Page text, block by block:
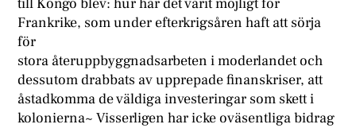
till Kongo blev: hur har det varit möjligt för
Frankrike, som under efterkrigsåren haft att sörja
för
stora återuppbyggnadsarbeten i moderlandet och
dessutom drabbats av upprepade finanskriser, att
åstadkomma de väldiga investeringar som skett i
kolonierna~ Visserligen har icke oväsentliga bidrag